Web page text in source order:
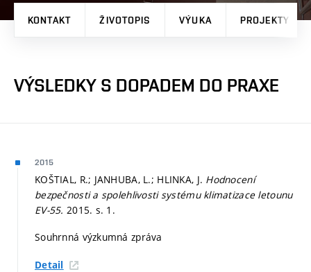
KONTAKT ŽIVOTOPIS VÝUKA PROJEKTY
VÝSLEDKY S DOPADEM DO PRAXE
2015
KOŠTIAL, R.; JANHUBA, L.; HLINKA, J. Hodnocení
bezpečnosti a spolehlivosti systému klimatizace letounu
EV-55. 2015. s. 1.
Souhrnná výzkumná zpráva
Detail